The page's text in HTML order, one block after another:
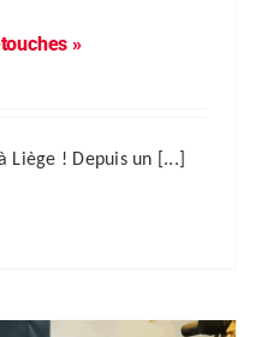
»
Liège ! Depuis un [...]